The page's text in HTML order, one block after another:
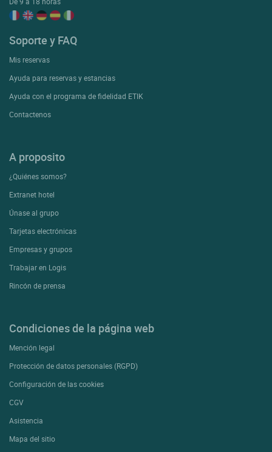
Soporte y FAQ
Mis reservas
Ayuda para reservas y estancias
Ayuda con el programa de fidelidad ETIK
Contactenos
A proposito
¿Quiénes somos?
Extranet hotel
Únase al grupo
Tarjetas electrónicas
Empresas y grupos
Trabajar en Logis
Rincón de prensa
Condiciones de la página web
Mención legal
Protección de datos personales (RGPD)
Configuración de las cookies
CGV
Asistencia
Mapa del sitio